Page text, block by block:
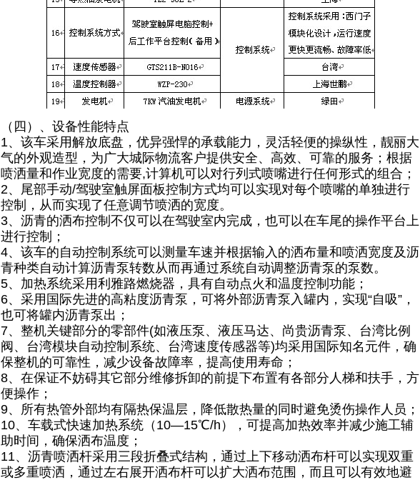
（四）、设备性能特点
1、该车采用解放底盘，优异强悍的承载能力，灵活轻便的操纵性，靓丽大
气的外观造型，为广大城际物流客户提供安全、高效、可靠的服务；根据
喷洒量和作业宽度的需要,计算机可以对行列式喷嘴进行任何形式的组合；
2、尾部手动/驾驶室触屏面板控制方式均可以实现对每个喷嘴的单独进行
控制，从而实现了任意调节喷洒的宽度。
3、沥青的洒布控制不仅可以在驾驶室内完成，也可以在车尾的操作平台上
进行控制；
4、该车的自动控制系统可以测量车速并根据输入的洒布量和喷洒宽度及沥
青种类自动计算沥青泵转数从而再通过系统自动调整沥青泵的泵数。
5、加热系统采用利雅路燃烧器，具有自动点火和温度控制功能；
6、采用国际先进的高粘度沥青泵，可将外部沥青泵入罐内，实现“自吸”，
也可将罐内沥青泵出；
7、整机关键部分的零部件(如液压泵、液压马达、尚贵沥青泵、台湾比例
阀、台湾模块自动控制系统、台湾速度传感器等)均采用国际知名元件，确
保整机的可靠性，减少设备故障率，提高使用寿命；
8、在保证不妨碍其它部分维修拆卸的前提下布置有各部分人梯和扶手，方
便操作；
9、所有热管外部均有隔热保温层，降低散热量的同时避免烫伤操作人员；
10、车载式快速加热系统（10—15℃/h），可提高加热效率并减少施工辅
助时间，确保洒布温度；
11、沥青喷洒杆采用三段折叠式结构，通过上下移动洒布杆可以实现双重
或多重喷洒，通过左右展开洒布杆可以扩大洒布范围，而且可以有效地避